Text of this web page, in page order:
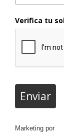
Verifica tu
Enviar
Marketing por